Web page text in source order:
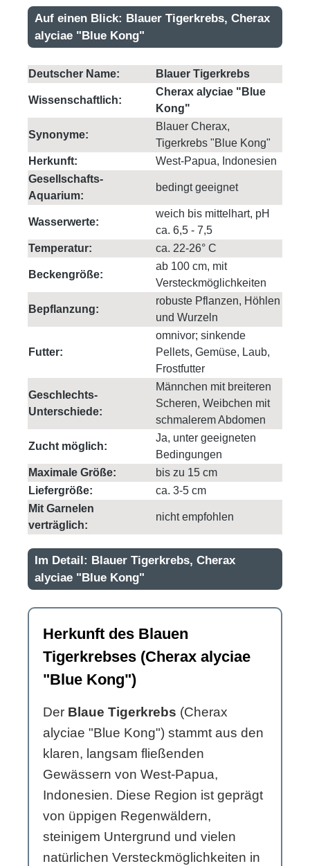
Auf einen Blick: Blauer Tigerkrebs, Cherax
alyciae "Blue Kong"
Deutscher Name: Blauer Tigerkrebs
Wissenschaftlich:
Cherax alyciae "Blue
Kong"
Synonyme:
Blauer Cherax,
Tigerkrebs "Blue Kong"
Herkunft:
West-Papua, Indonesien
Gesellschafts-
Aquarium:
bedingt geeignet
Wasserwerte:
weich bis mittelhart, pH
ca. 6,5 - 7,5
Temperatur:
ca. 22-26° C
Beckengröße:
ab 100 cm, mit
Versteckmöglichkeiten
Bepflanzung:
robuste Pflanzen, Höhlen
und Wurzeln
Futter:
omnivor; sinkende
Pellets, Gemüse, Laub,
Frostfutter
Geschlechts-
Unterschiede:
Männchen mit breiteren
Scheren, Weibchen mit
schmalerem Abdomen
Zucht möglich:
Ja, unter geeigneten
Bedingungen
Maximale Größe:
bis zu 15 cm
Liefergröße:
ca. 3-5 cm
Mit Garnelen
verträglich:
nicht empfohlen
Im Detail: Blauer Tigerkrebs, Cherax
alyciae "Blue Kong"
Herkunft des Blauen
Tigerkrebses (Cherax alyciae
"Blue Kong")
Der Blaue Tigerkrebs (Cherax
alyciae "Blue Kong") stammt aus den
klaren, langsam fließenden
Gewässern von West-Papua,
Indonesien. Diese Region ist geprägt
von üppigen Regenwäldern,
steinigem Untergrund und vielen
natürlichen Versteckmöglichkeiten in